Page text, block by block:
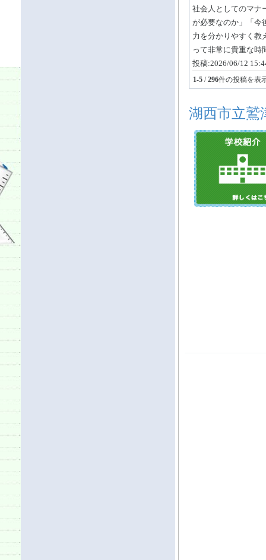
社会人としてのマナ
が必要なのか」「今
力を分かりやすく教
って非常に貴重な時
投稿:2026/06/12
1-5 /296件の投稿を表
湖西市立鷲